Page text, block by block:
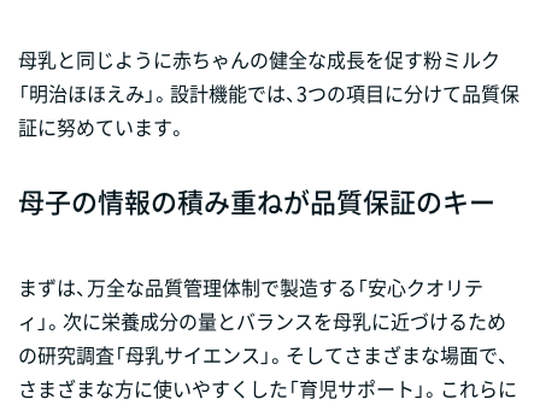
母乳と同じように赤ちゃんの健全な成長を促す粉ミルク
「明治ほほえみ」。設計機能では、3つの項目に分けて品質保
証に努めています。
母子の情報の積み重ねが品質保証のキー
まずは、万全な品質管理体制で製造する「安心クオリテ
ィ」。次に栄養成分の量とバランスを母乳に近づけるため
の研究調査「母乳サイエンス」。そしてさまざまな場面で、
さまざまな方に使いやすくした「育児サポート」。これらに